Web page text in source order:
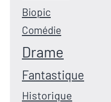
Biopic
Comédie
Drame
Fantastique
Historique